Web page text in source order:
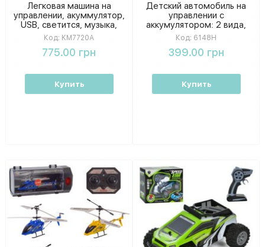
Легковая машина на
управлении, акуммулятор,
USB, светится, музыка,
дым, 2 цвета, коробка
33*12*15 см KM7720A
Код: KM7720A
775.00 грн
Купить
Детский автомобиль на
управлении с
аккумулятором: 2 вида,
компактная упаковка 21-
10,3-10,2 см
Код: 6148H
399.00 грн
Купить